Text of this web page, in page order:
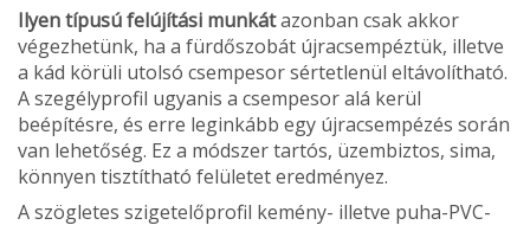
Ilyen típusú felújítási munkátazonban csak akkor
végezhetünk, ha a fürdőszobát újracsempéztük, illetve
a kád körüli utolsó csempesor sértetlenül eltávolítható.
A szegélyprofil ugyanis a csempesor alá kerül
beépítésre, és erre leginkább egy újracsempézés során
van lehetőség. Ez a módszer tartós, üzembiztos, sima,
könnyen tisztítható felületet eredményez.
A szögletes szigetelőprofil kemény- illetve puha-PVC-